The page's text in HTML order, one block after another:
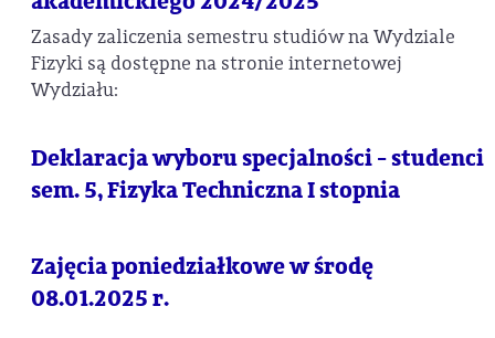
Zasady zaliczenia semestru studiów na Wydziale
Fizyki są dostępne na stronie internetowej
Wydziału:
Deklaracja wyboru specjalności - studenci
sem. 5, Fizyka Techniczna I stopnia
Zajęcia poniedziałkowe w środę
08.01.2025 r.